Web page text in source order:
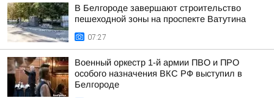
В Белгороде завершают строительство
пешеходной зоны на проспекте Ватутина
07:27
Военный оркестр 1-й армии ПВО и ПРО
особого назначения ВКС РФ выступил в
Белгороде